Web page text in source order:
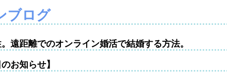
ブログ
遠距離でのオンライン婚活で結婚する方法。
のお知らせ】